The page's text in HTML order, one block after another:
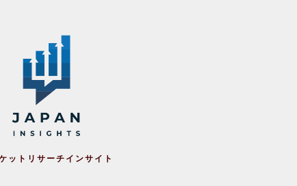
ットリサーチインサイト